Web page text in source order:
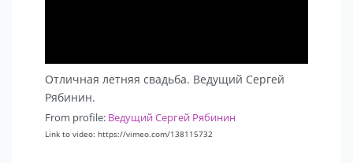
Отличная летняя свадьба. Ведущий Сергей
Рябинин.
From profile: Ведущий Сергей Рябинин
Link to video: https://vimeo.com/138115732